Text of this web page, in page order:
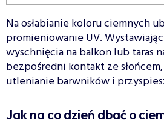
Na osłabianie koloru ciemnych
promieniowanie UV.
wyschnięcia na balkon lub taras
bezpośredni kontakt ze
utlenianie barwników i
Jak na co dzień dbać o